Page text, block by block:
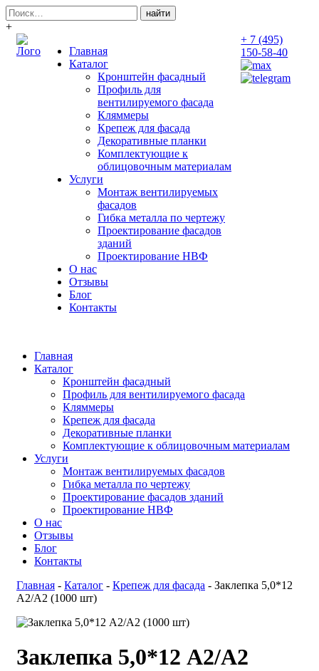
Поиск:
+
Главная
Каталог
Кронштейн фасадный
Профиль для
вентилируемого фасада
Кляммеры
Крепеж для фасада
Декоративные планки
Комплектующие к
облицовочным материалам
Услуги
Монтаж вентилируемых
фасадов
Гибка металла по чертежу
Проектирование фасадов
зданий
Проектирование НВФ
О нас
Отзывы
Блог
Контакты
+ 7 (495)
150-58-40
Главная
Каталог
Кронштейн фасадный
Профиль для вентилируемого фасада
Кляммеры
Крепеж для фасада
Декоративные планки
Комплектующие к облицовочным материалам
Услуги
Монтаж вентилируемых фасадов
Гибка металла по чертежу
Проектирование фасадов зданий
Проектирование НВФ
О нас
Отзывы
Блог
Контакты
Главная - Каталог - Крепеж для фасада - Заклепка 5,0*12
А2/А2 (1000 шт)
Заклепка 5,0*12 А2/А2